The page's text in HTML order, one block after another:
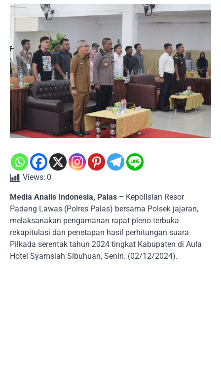
Views: 0
Media Analis Indonesia, Palas – Kepolisian Resor
Padang Lawas (Polres Palas) bersama Polsek jajaran,
melaksanakan pengamanan rapat pleno terbuka
rekapitulasi dan penetapan hasil perhitungan suara
Pilkada serentak tahun 2024 tingkat Kabupaten di Aula
Hotel Syamsiah Sibuhuan, Senin. (02/12/2024).